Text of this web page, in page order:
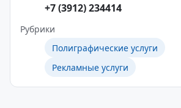
+7 (3912) 234414
Рубрики
Полиграфические услуги
Рекламные услуги